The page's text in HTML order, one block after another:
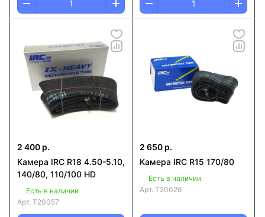
2 400 р.
Камера IRC R18 4.50-5.10,
140/80, 110/100 HD
Есть в наличии
Арт. T20057
2 650 р.
Камера IRC R15 170/80
Есть в наличии
Арт. T20026